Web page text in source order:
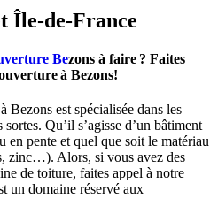
Île-de-France
Bezons à faire ? Faites
à Bezons!
Bezons est spécialisée dans les
Qu’il s’agisse d’un bâtiment
en pente et quel que soit le matériau
zinc…). Alors, si vous avez des
de toiture, faites appel à notre
un domaine réservé aux